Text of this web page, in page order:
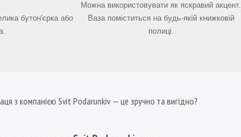
бутон'єрка або
Можна використовувати як яскравий акцент.
Ваза поміститься на будь-якій книжковій
полиці.
з компанією Svit Podarunkiv — це зручно та вигідно?